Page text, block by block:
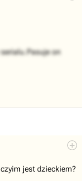
on
jest dzieckiem?